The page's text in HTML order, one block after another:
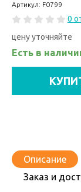
Артикул: F0799
0
цену уточняйте
Есть в
Описание
Заказ и